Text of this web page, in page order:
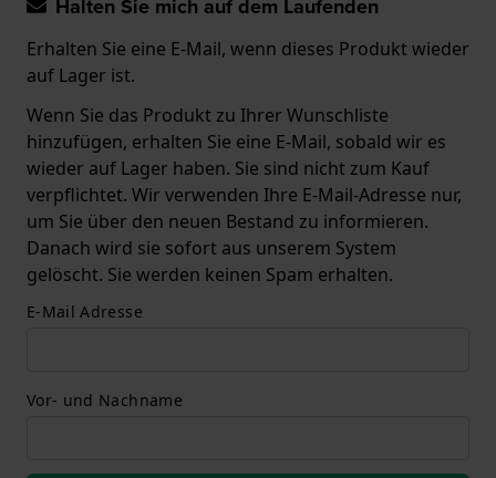
Halten Sie mich auf dem Laufenden
Erhalten Sie eine E-Mail, wenn dieses Produkt wieder
auf Lager ist.
Wenn Sie das Produkt zu Ihrer Wunschliste
hinzufügen, erhalten Sie eine E-Mail, sobald wir es
wieder auf Lager haben. Sie sind nicht zum Kauf
verpflichtet. Wir verwenden Ihre E-Mail-Adresse nur,
um Sie über den neuen Bestand zu informieren.
Danach wird sie sofort aus unserem System
gelöscht. Sie werden keinen Spam erhalten.
E-Mail Adresse
Vor- und Nachname